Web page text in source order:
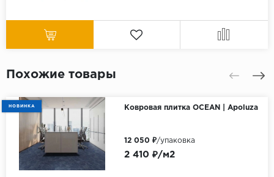
Похожие товары
НОВИНКА Ковровая плитка OCEAN | Apoluza
2 410 ₽/м2
12 050 ₽/упаковка